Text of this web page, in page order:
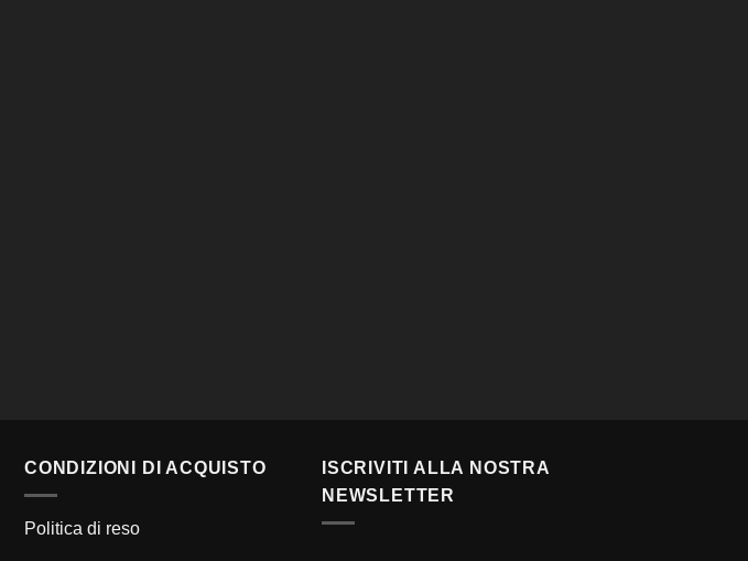
CONDIZIONI DI ACQUISTO
Politica di reso
ISCRIVITI ALLA NOSTRA
NEWSLETTER